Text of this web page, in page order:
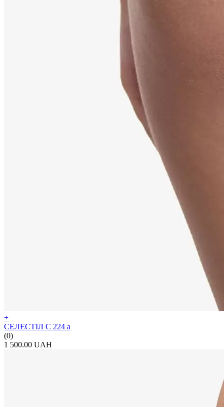
+
СЕЛЕСТІЛ С 224 а
(0)
1 500.00 UAH